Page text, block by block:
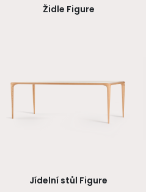
Židle Figure
Jídelní stůl Figure